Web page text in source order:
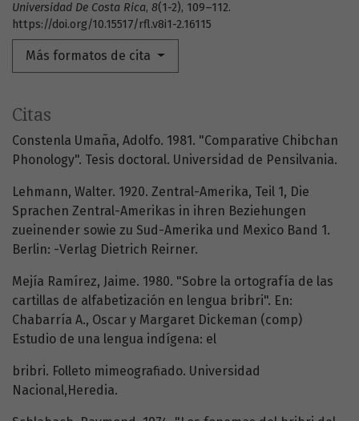
Universidad De Costa Rica, 8(1-2), 109–112.
https://doi.org/10.15517/rfl.v8i1-2.16115
Más formatos de cita
Citas
Constenla Umaña, Adolfo. 1981. "Comparative Chibchan
Phonology". Tesis doctoral. Universidad de Pensilvania.
Lehmann, Walter. 1920. Zentral-Amerika, Teil 1, Die
Sprachen Zentral-Amerikas in ihren Beziehungen
zueinender sowie zu Sud-Amerika und Mexico Band 1.
Berlin: -Verlag Dietrich Reirner.
Mejía Ramírez, Jaime. 1980. "Sobre la ortografía de las
cartillas de alfabetización en lengua bribri". En:
Chabarría A., Oscar y Margaret Dickeman (comp)
Estudio de una lengua indígena: el
bribri. Folleto mimeografiado. Universidad
Nacional,Heredia.